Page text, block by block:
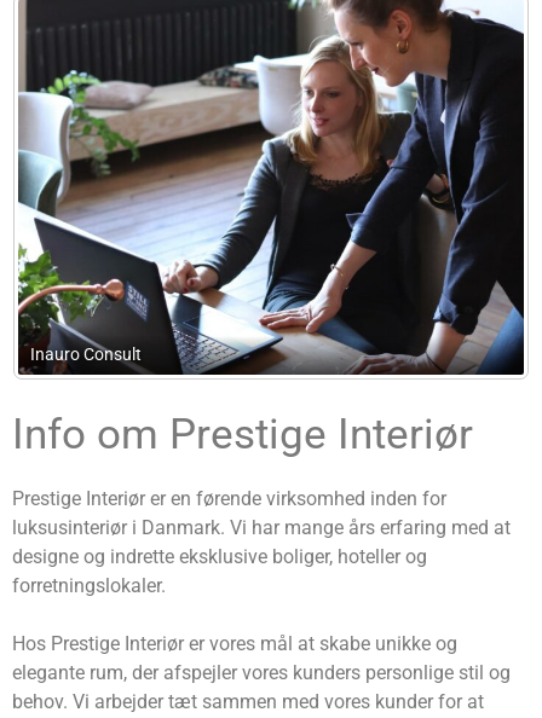
Økofix
Info om Prestige Interiør
Prestige Interiør er en førende virksomhed inden for
luksusinteriør i Danmark. Vi har mange års erfaring med at
designe og indrette eksklusive boliger, hoteller og
forretningslokaler.
Hos Prestige Interiør er vores mål at skabe unikke og
elegante rum, der afspejler vores kunders personlige stil og
behov. Vi arbejder tæt sammen med vores kunder for at